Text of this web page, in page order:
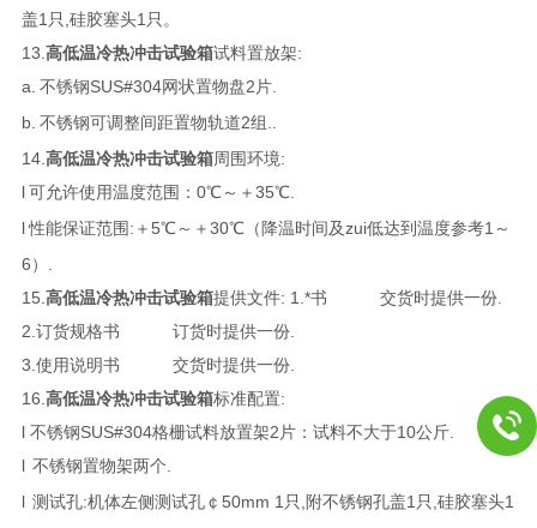
盖1只,硅胶塞头1只。
13. 高低温冷热冲击试验箱试料置放架:
a. 不锈钢SUS#304网状置物盘2片.
b. 不锈钢可调整间距置物轨道2组..
14. 高低温冷热冲击试验箱周围环境:
l可允许使用温度范围：0℃～＋35℃.
l性能保证范围:＋5℃～＋30℃（降温时间及zui低达到温度参考1～
6）.
15. 高低温冷热冲击试验箱提供文件: 1.*书 交货时提供一份.
2.订货规格书 订货时提供一份.
3.使用说明书 交货时提供一份.
16. 高低温冷热冲击试验箱标准配置:
l 不锈钢SUS#304格栅试料放置架2片：试料不大于10公斤.
l 不锈钢置物架两个.
l 测试孔:机体左侧测试孔￠50mm 1只,附不锈钢孔盖1只,硅胶塞头1